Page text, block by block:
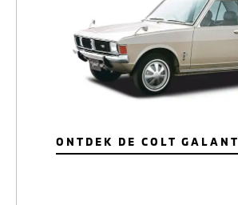
ONTDEK DE COLT GALANT